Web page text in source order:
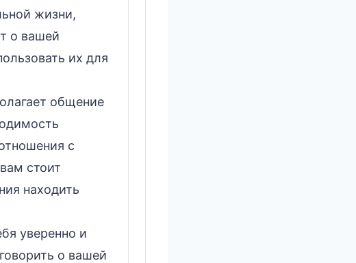
жизни,
о вашей
их для
общение
с
стоит
находить
уверенно и
о вашей